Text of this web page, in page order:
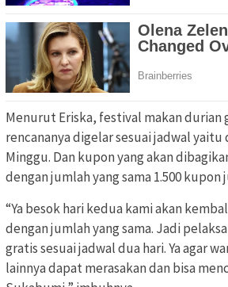
Menurut Eriska, festival makan durian
rencananya digelar sesuai jadwal
Minggu. Dan kupon yang akan
dengan jumlah yang sama 1.500 kupon
“Ya besok hari kedua kami akan
dengan jumlah yang sama. Jadi
gratis sesuai jadwal dua hari. Ya agar
lainnya dapat merasakan dan bisa